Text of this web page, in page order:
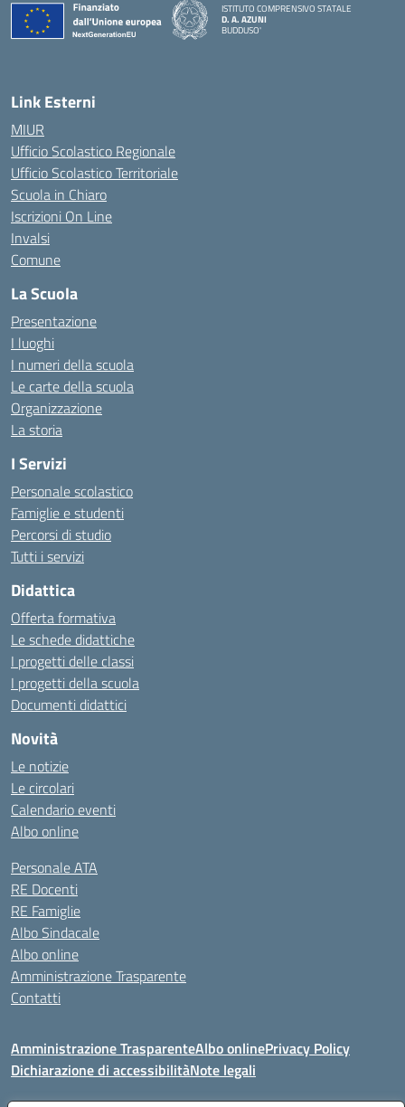
ISTITUTO COMPRENSIVO STATALE
D. A. AZUNI
BUDDUSO'
Link Esterni
MIUR
Ufficio Scolastico Regionale
Ufficio Scolastico Territoriale
Scuola in Chiaro
Iscrizioni On Line
Invalsi
Comune
La Scuola
Presentazione
I luoghi
I numeri della scuola
Le carte della scuola
Organizzazione
La storia
I Servizi
Personale scolastico
Famiglie e studenti
Percorsi di studio
Tutti i servizi
Didattica
Offerta formativa
Le schede didattiche
I progetti delle classi
I progetti della scuola
Documenti didattici
Novità
Le notizie
Le circolari
Calendario eventi
Albo online
Personale ATA
RE Docenti
RE Famiglie
Albo Sindacale
Albo online
Amministrazione Trasparente
Contatti
Amministrazione TrasparenteAlbo onlinePrivacy Policy
Dichiarazione di accessibilitàNote legali